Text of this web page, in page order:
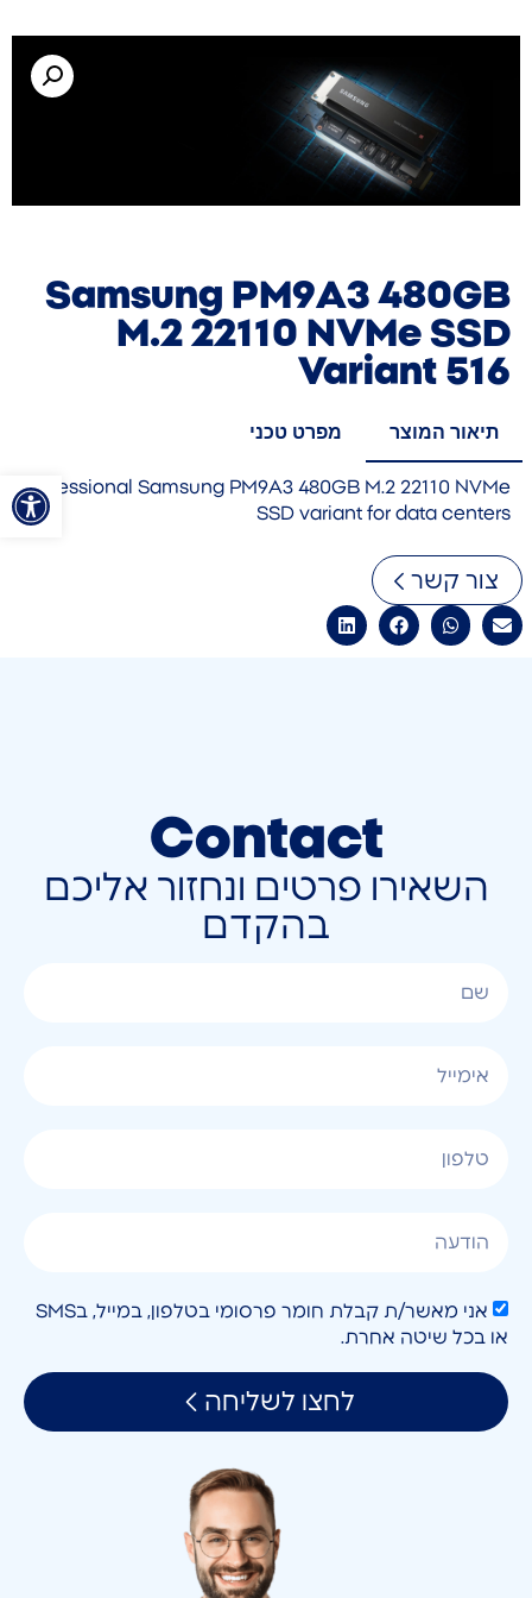
פתח
Samsung PM9A3 480GB
M.2 22110 NVMe SSD
Variant 516
תיאור המוצר מפרט טכני
Professional Samsung PM9A3 480GB M.2 22110 NVMe
SSD variant for data centers
צור קשר
Contact
השאירו פרטים ונחזור אליכם
בהקדם
אני מאשר/ת קבלת חומר פרסומי בטלפון, במייל, בSMS
או בכל שיטה אחרת.
לחצו לשליחה